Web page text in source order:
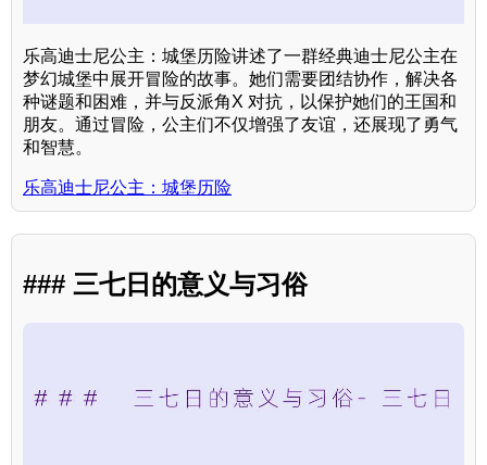
乐高迪士尼公主：城堡历险讲述了一群经典迪士尼公主在
梦幻城堡中展开冒险的故事。她们需要团结协作，解决各
种谜题和困难，并与反派角X 对抗，以保护她们的王国和
朋友。通过冒险，公主们不仅增强了友谊，还展现了勇气
和智慧。
乐高迪士尼公主：城堡历险
### 三七日的意义与习俗